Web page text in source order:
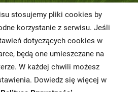
żywności
Informacja o
realizowanej
strategii
stosujemy pliki cookies by
korzystanie z serwisu. Jeśli
dotyczących cookies w
będą one umieszczane na
W każdej chwili możesz
Dowiedz się więcej w